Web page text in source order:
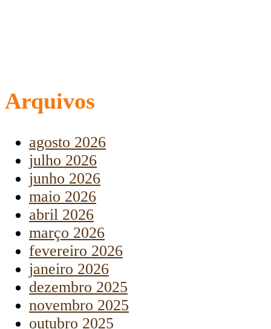
Arquivos
agosto 2026
julho 2026
junho 2026
maio 2026
abril 2026
março 2026
fevereiro 2026
janeiro 2026
dezembro 2025
novembro 2025
outubro 2025